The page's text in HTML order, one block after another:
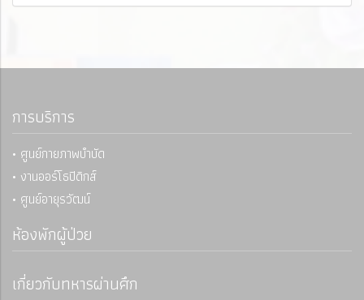
การบริการ
• ศูนย์กายภาพบำบัด
• งานออร์โธปิดิกส์
• ศูนย์อายุรวัฒน์
ห้องพักผู้ป่วย
เกี่ยวกับทหารผ่านศึก